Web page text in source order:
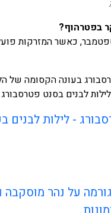
בפטרהוף?
כאשר המזרקות
בעונה הקסומה של
לבנים בסנט פטרסבורג
- לילות לבנים
על נהר מוסקבה